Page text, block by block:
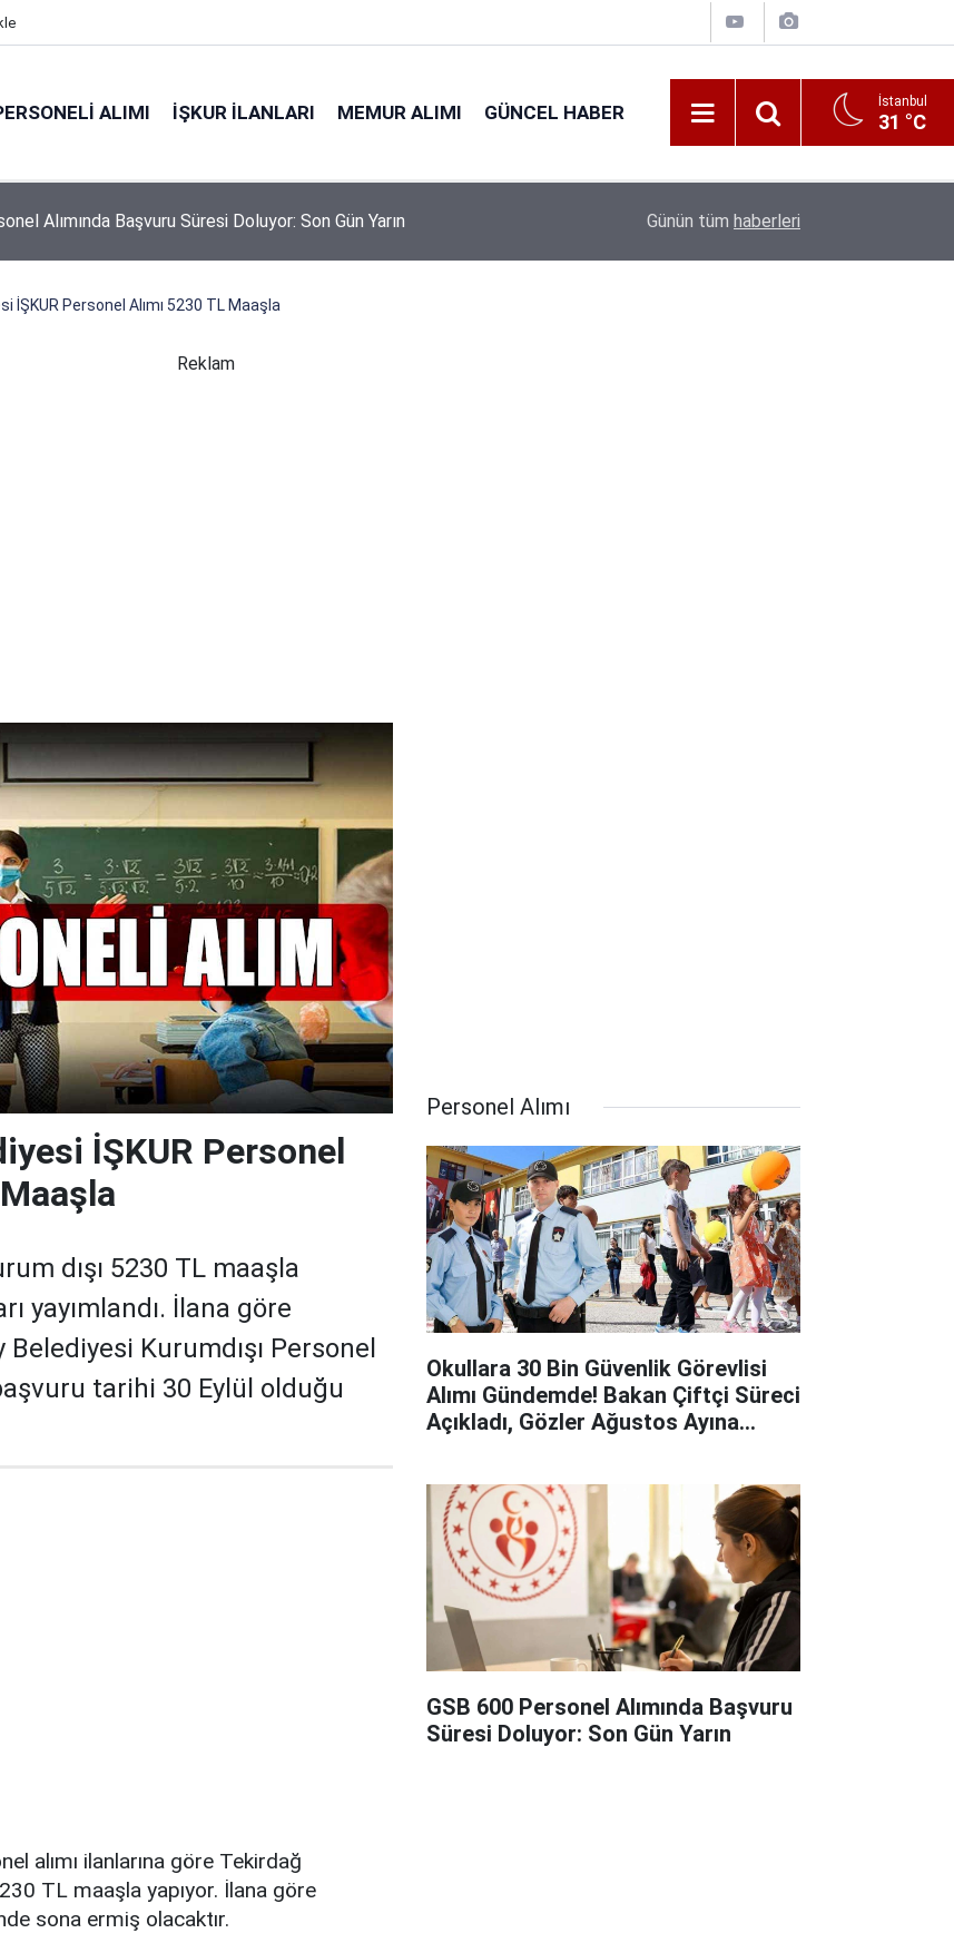
ALIMI İŞKUR İLANLARI MEMUR ALIMI GÜNCEL HABER İstanbul
31 °C
Alımında Başvuru Süresi Doluyor: Son Gün Yarın Kıyı Emniyeti Genel Müdürlüğü 26 İşçi Alımı
Günün tüm haberleri
İŞKUR Personel Alımı 5230 TL Maaşla
Reklam
İŞKUR Personel
dışı 5230 TL maaşla
yayımlandı. İlana göre
Kurumdışı Personel
tarihi 30 Eylül olduğu
alımı ilanlarına göre Tekirdağ
TL maaşla yapıyor. İlana göre
sona ermiş olacaktır.
Personel Alımı
Okullara 30 Bin Güvenlik Görevlisi
Alımı Gündemde! Bakan Çiftçi Süreci
Açıkladı, Gözler Ağustos Ayına
GSB 600 Personel Alımında Başvuru
Süresi Doluyor: Son Gün Yarın